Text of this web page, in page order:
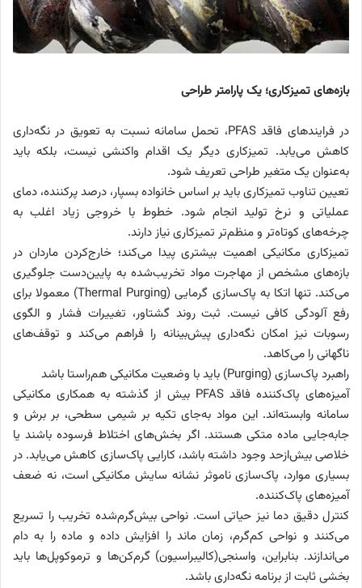
بازه‌های تمیزکاری؛ یک پارامتر طراحی
در فرایندهای فاقد PFAS، تحمل سامانه نسبت به تعویق در نگه‌داری
کاهش می‌یابد. تمیزکاری دیگر یک اقدام واکنشی نیست، بلکه باید
به‌عنوان یک متغیر طراحی تعریف شود.
تعیین تناوب تمیزکاری باید بر اساس خانواده بسپار، درصد پرکننده، دمای
عملیاتی و نرخ تولید انجام شود. خطوط با خروجی زیاد اغلب به
چرخه‌های کوتاه‌تر و منظم‌تر تمیزکاری نیاز دارند.
تمیزکاری مکانیکی اهمیت بیشتری پیدا می‌کند؛ خارج‌کردن ماردان در
بازه‌های مشخص از مهاجرت مواد تخریب‌شده به پایین‌دست جلوگیری
می‌کند. تنها اتکا به پاک‌سازی گرمایی (Thermal Purging) معمولا برای
رفع آلودگی کافی نیست. ثبت روند گشتاور، تغییرات فشار و الگوی
رسوبات نیز امکان نگه‌داری پیش‌بینانه را فراهم می‌کند و توقف‌های
ناگهانی را می‌کاهد.
راهبرد پاک‌سازی (Purging) باید با وضعیت مکانیکی هم‌راستا باشد
آمیزه‌های پاک‌کننده فاقد PFAS بیش از گذشته به همکاری مکانیکی
سامانه وابسته‌اند. این مواد به‌جای تکیه بر شیمی سطحی، بر برش و
جابه‌جایی ماده متکی هستند. اگر بخش‌های اختلاط فرسوده باشند یا
خلاصی بیش‌ازحد وجود داشته باشد، کارایی پاک‌سازی کاهش می‌یابد. در
بسیاری موارد، پاک‌سازی ناموثر نشانه سایش مکانیکی است، نه ضعف
آمیزه‌های پاک‌کننده.
کنترل دقیق دما نیز حیاتی است. نواحی بیش‌گرم‌شده تخریب را تسریع
می‌کنند و نواحی کم‌گرم، زمان ماند را افزایش داده و ماده را به دام
می‌اندازند. بنابراین، واسنجی(کالیبراسیون) گرم‌کن‌ها و ترموکوپل‌ها باید
بخشی ثابت از برنامه نگه‌داری باشد.